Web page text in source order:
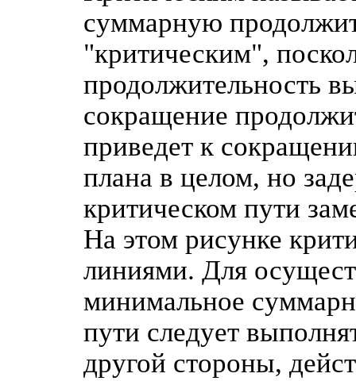
суммарную
"критическим",
продолжительность
сокращение
приведет к
плана в целом, но
критическом пути
На этом рисунке
линиями. Для
минимальное
пути следует
другой стороны,